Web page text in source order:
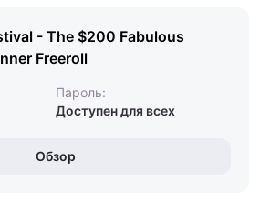
- The $200 Fabulous
Freeroll
Пароль:
Доступен для всех
Обзор